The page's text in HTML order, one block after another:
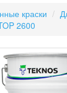
краски
2600